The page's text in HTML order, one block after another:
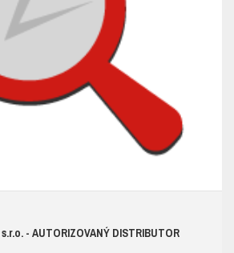
s.r.o. - AUTORIZOVANÝ DISTRIBUTOR